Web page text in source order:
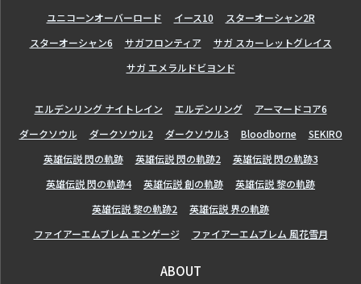
ユニコーンオーバーロード
イース10
スターオーシャン2R
スターオーシャン6
サガフロンティア
サガ スカーレットグレイス
サガ エメラルドビヨンド
エルデンリング ナイトレイン エルデンリング
アーマードコア6
ダークソウル
ダークソウル2 ダークソウル3 Bloodborne
SEKIRO
英雄伝説 閃の軌跡
英雄伝説 閃の軌跡2
英雄伝説 閃の軌跡3
英雄伝説 閃の軌跡4
英雄伝説 創の軌跡
英雄伝説 黎の軌跡
英雄伝説 黎の軌跡2
英雄伝説 界の軌跡
ファイアーエムブレム エンゲージ
ファイアーエムブレム 風花雪月
ABOUT